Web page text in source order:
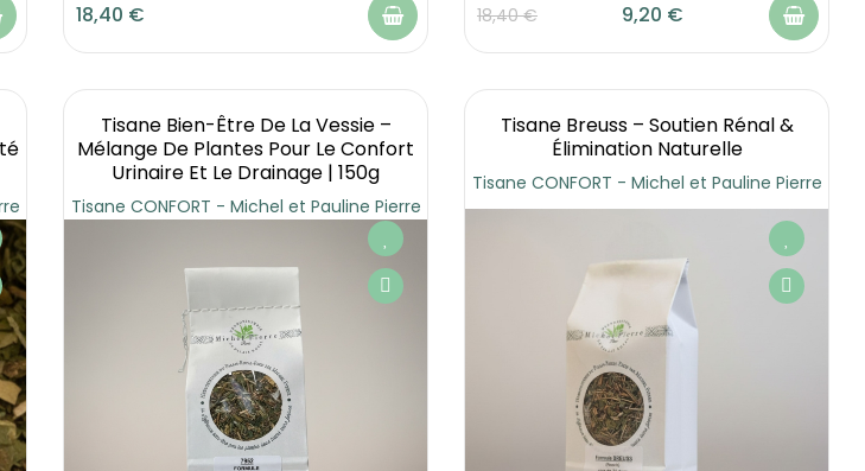
18,40 € 18,40 € 9,20 €
Tisane Bien-Être De La Vessie –
Mélange De Plantes Pour Le Confort
Urinaire Et Le Drainage | 150g
Tisane CONFORT - Michel et Pauline Pierre
Tisane Breuss – Soutien Rénal &
Élimination Naturelle
Tisane CONFORT - Michel et Pauline Pierre